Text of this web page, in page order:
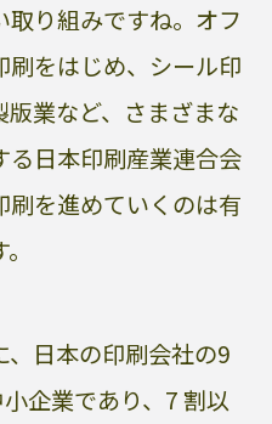
取り組みですね。オフ
をはじめ、シール印
業など、さまざまな
る日本印刷産業連合会
刷を進めていくのは有
、日本の印刷会社の9
企業であり、7 割以